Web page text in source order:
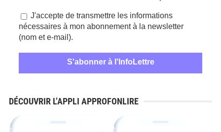
J'accepte de transmettre les informations
nécessaires à mon abonnement à la newsletter
(nom et e-mail).
DÉCOUVRIR L’APPLI APPROFONLIRE